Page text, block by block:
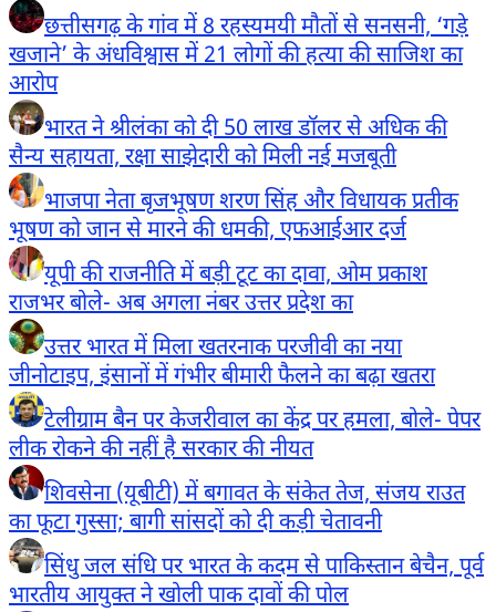
छत्तीसगढ़ के गांव में 8 रहस्यमयी मौतों से सनसनी, ‘गड़े
खजाने’ के अंधविश्वास में 21 लोगों की हत्या की साजिश का
आरोप
भारत ने श्रीलंका को दी 50 लाख डॉलर से अधिक की
सैन्य सहायता, रक्षा साझेदारी को मिली नई मजबूती
भाजपा नेता बृजभूषण शरण सिंह और विधायक प्रतीक
भूषण को जान से मारने की धमकी, एफआईआर दर्ज
यूपी की राजनीति में बड़ी टूट का दावा, ओम प्रकाश
राजभर बोले- अब अगला नंबर उत्तर प्रदेश का
उत्तर भारत में मिला खतरनाक परजीवी का नया
जीनोटाइप, इंसानों में गंभीर बीमारी फैलने का बढ़ा खतरा
टेलीग्राम बैन पर केजरीवाल का केंद्र पर हमला, बोले- पेपर
लीक रोकने की नहीं है सरकार की नीयत
शिवसेना (यूबीटी) में बगावत के संकेत तेज, संजय राउत
का फूटा गुस्सा; बागी सांसदों को दी कड़ी चेतावनी
सिंधु जल संधि पर भारत के कदम से पाकिस्तान बेचैन, पूर्व
भारतीय आयुक्त ने खोली पाक दावों की पोल